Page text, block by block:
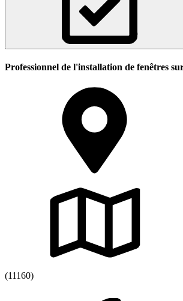
Professionnel de l'installation de fenêtres
(11160)